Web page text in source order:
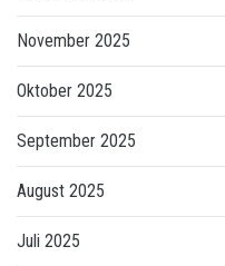
November 2025
Oktober 2025
September 2025
August 2025
Juli 2025